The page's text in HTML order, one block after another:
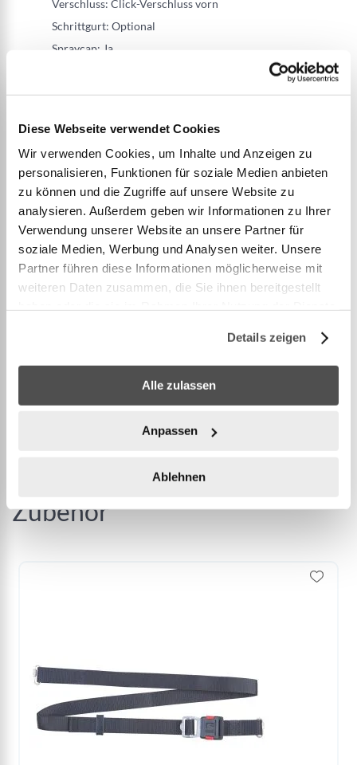
Diese Webseite verwendet Cookies
Wir verwenden Cookies, um Inhalte und Anzeigen zu
personalisieren, Funktionen für soziale Medien anbieten
zu können und die Zugriffe auf unsere Website zu
analysieren. Außerdem geben wir Informationen zu Ihrer
Verwendung unserer Website an unsere Partner für
soziale Medien, Werbung und Analysen weiter. Unsere
Partner führen diese Informationen möglicherweise mit
weiteren Daten zusammen, die Sie ihnen bereitgestellt
Details zeigen
Alle zulassen
Anpassen
Ablehnen
Verschluss: Click-Verschluss vorn
Schrittgurt: Optional
Spraycap: Ja
Inspektionsfenster: Ja
Grösse/ Körpergewicht:ab 43 kg
Schwimmkörper:3D
Auftriebsart:Aufblasbar
Bekleidungstyp:Schlechtwetter-Bekleidung,
Kälteschutz-Bekleidung
Zulassung: ...
WEITERE INFORMATIONEN
Zubehör